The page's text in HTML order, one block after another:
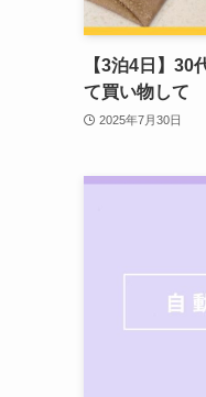
【3泊4日】30
て買い物して
2025年7月30日